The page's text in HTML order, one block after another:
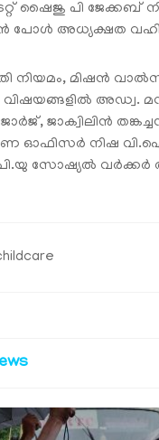
ഷൈജു പി ജേക്കബ്
പോൾ അധ്യക്ഷത
നിയമം, മിഷൻ
വിഷയങ്ങളിൽ അഡ്വ.
ജാക്വിലിൻ
ഓഫിസർ നിഷ
സോഷ്യൽ വർക്കർ